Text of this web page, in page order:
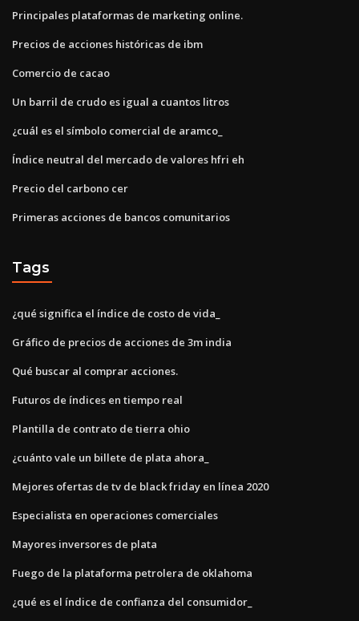
Principales plataformas de marketing online.
Precios de acciones históricas de ibm
Comercio de cacao
Un barril de crudo es igual a cuantos litros
¿cuál es el símbolo comercial de aramco_
Índice neutral del mercado de valores hfri eh
Precio del carbono cer
Primeras acciones de bancos comunitarios
Tags
¿qué significa el índice de costo de vida_
Gráfico de precios de acciones de 3m india
Qué buscar al comprar acciones.
Futuros de índices en tiempo real
Plantilla de contrato de tierra ohio
¿cuánto vale un billete de plata ahora_
Mejores ofertas de tv de black friday en línea 2020
Especialista en operaciones comerciales
Mayores inversores de plata
Fuego de la plataforma petrolera de oklahoma
¿qué es el índice de confianza del consumidor_